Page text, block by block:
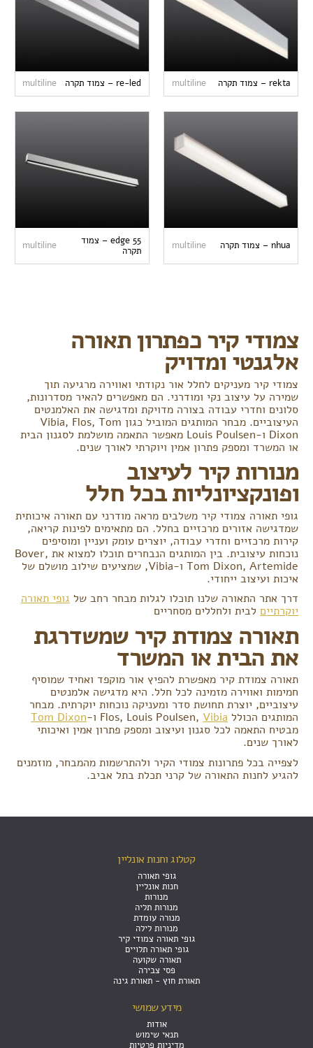
rekta – צמוד תקרה multiline re-led – צמוד תקרה multiline
nhua – צמוד תקרה multiline
edge 55 – צמוד
תקרה
multiline
צמודי קיר כפתרון תאורה
אלגנטי ומדויק
צמודי קיר מעניקים לחלל אור נקודתי ואווירה מרגיעה תוך
שמירה על עיצוב נקי ומודרני. הם מאפשרים להאיר מסדרונות,
סלונים וחדרי עבודה בצורה מדויקת ומדגישה את האלמנטים
העיצוביים. מבחר המותגים המוביל כגון Vibia, Flos, Tom
Dixon ו-Louis Poulsen מאפשר התאמה מושלמת לסגנון הבית
או המשרד ומספק פתרון אמין ויוקרתי לאורך שנים.
מנורות קיר לעיצוב
ופונקציונליות בכל חלל
גופי תאורה צמודי קיר משלבים מראה מודרני עם תאורה איכותית
שמדגישה אזורים מרכזיים בחלל. הם מתאימים לפינות קריאה,
קירות מרכזיים וחדרי עבודה, יוצרים עומק ועניין ומוסיפים
נוכחות עיצובית. בין המותגים הנבחרים תוכלו למצוא את Bover,
Tom Dixon, Artemide ו-Vibia, שמציעים שילוב מושלם של
איכות ועיצוב ייחודי.
דרך אתר התאורה שלנו תוכלו לגלות מבחר רחב של גופי תאורה
יוקרתייםלבית ולחללים מסחריים
תאורה צמודת קיר שמשדרגת
את הבית או המשרד
תאורה צמודת קיר מאפשרת להפיץ אור מוקפד ואחיד שמוסיף
חמימות ואווירה מזמינה לכל חלל. היא מדגישה אלמנטים
עיצוביים, יוצרת תחושת סדר ומעניקה נוכחות יוקרתית. מבחר
המותגים הכולל Flos, Louis Poulsen,Vibia ו-Tom Dixon
מבטיח התאמה לכל סגנון ועיצוב ומספק פתרון אמין ואיכותי
לאורך שנים.
לצפייה בכל פתרונות צמודי הקיר ולהתרשמות מהמבחר, מוזמנים
להגיע לחנות התאורה של קרני תכלת בתל אביב.
קטלוג וחנות אונליין
גופי תאורה
חנות אונליין
מנורות
מנורות תליה
מנורה עומדת
מנורות לילה
גופי תאורה צמודי קיר
גופי תאורה תלויים
תאורה שקועה
פסי צבירה
תאורת חוץ - תאורת גינה
מידע שמושי
אודות
תנאי שימוש
מדיניות פרטיות